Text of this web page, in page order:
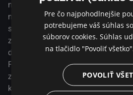
razantnosť i krehkosť zároveň.
najnovšom filme Z prezidentskej
neobyčajnej ženy Hortense, ktorá
si zaumieni, to aj dosiahne. Všetky
zviazané s varením a jedno z nich
dva roky varila priamo pre
Françoisa Mitteranda v paláci
zákulisného politického sveta
krajine. Christian Vincent vo filme
Pre čo najpohodlnejšie
potrebujeme váš súhlas
súborov cookies. Súhlas
na tlačidlo "Povoliť
POVOLIŤ